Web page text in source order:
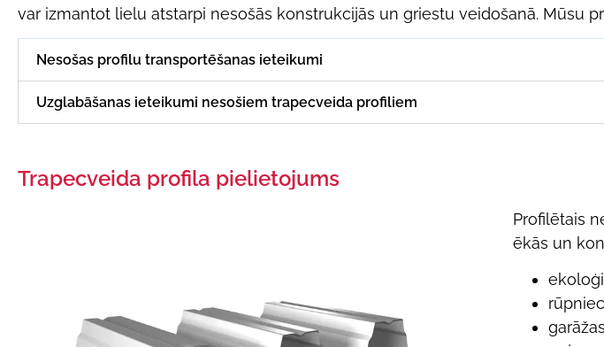
var izmantot lielu atstarpi nesošās konstrukcijās un griestu veidošanā. Mūsu
Nesošas profilu transportēšanas ieteikumi
Uzglabāšanas ieteikumi nesošiem trapecveida profiliem
Trapecveida profila pielietojums
Profilētais
ēkās un